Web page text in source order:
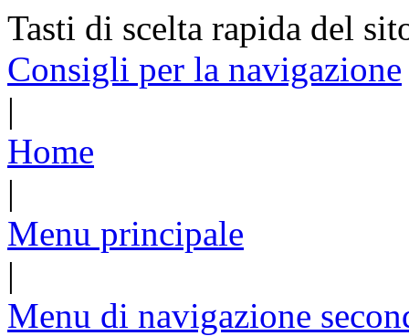
Tasti di scelta rapida del
Consigli per la navigazione
|
Home
|
Menu principale
|
Menu di navigazione